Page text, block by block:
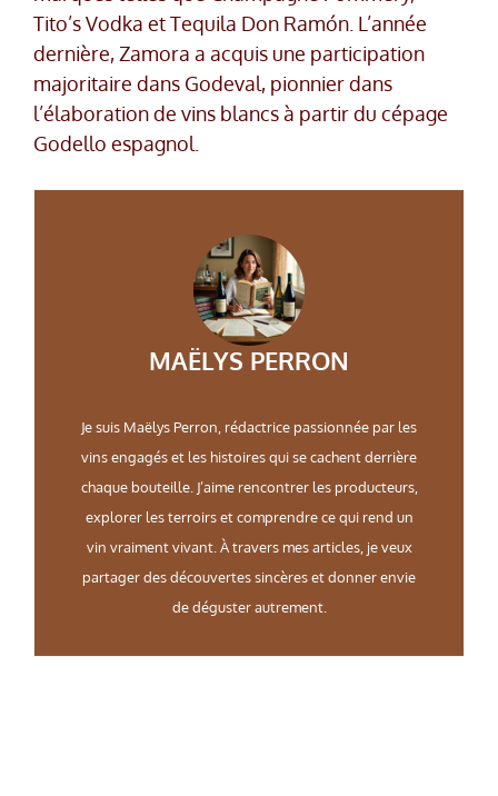
Tito’s Vodka et Tequila Don Ramón. L’année
dernière, Zamora a acquis une participation
majoritaire dans Godeval, pionnier dans
l’élaboration de vins blancs à partir du cépage
Godello espagnol.
MAËLYS PERRON
Je suis Maëlys Perron, rédactrice passionnée par les
vins engagés et les histoires qui se cachent derrière
chaque bouteille. J’aime rencontrer les producteurs,
explorer les terroirs et comprendre ce qui rend un
vin vraiment vivant. À travers mes articles, je veux
partager des découvertes sincères et donner envie
de déguster autrement.